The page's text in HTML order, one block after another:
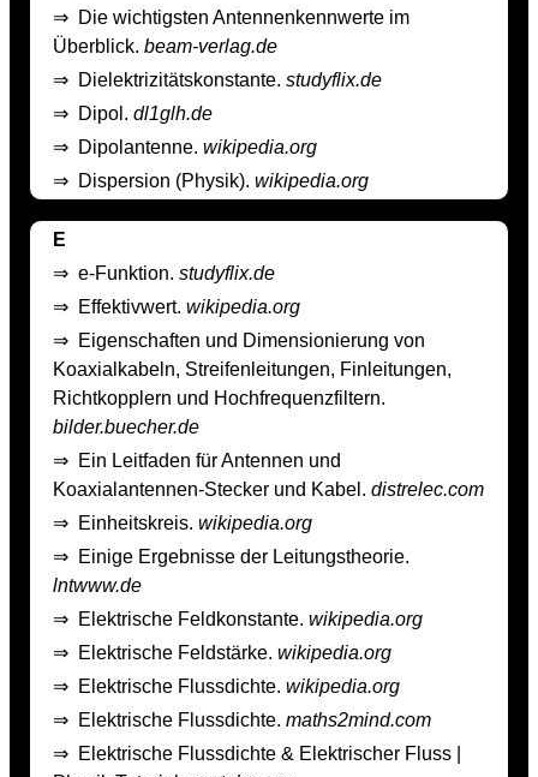
⇒ Die wichtigsten Antennenkennwerte im
Überblick. beam-verlag.de
⇒ Dielektrizitätskonstante. studyflix.de
⇒ Dipol. dl1glh.de
⇒ Dipolantenne. wikipedia.org
⇒ Dispersion (Physik). wikipedia.org
E
⇒ e-Funktion. studyflix.de
⇒ Effektivwert. wikipedia.org
⇒ Eigenschaften und Dimensionierung von
Koaxialkabeln, Streifenleitungen, Finleitungen,
Richtkopplern und Hochfrequenzfiltern.
bilder.buecher.de
⇒ Ein Leitfaden für Antennen und
Koaxialantennen-Stecker und Kabel. distrelec.com
⇒ Einheitskreis. wikipedia.org
⇒ Einige Ergebnisse der Leitungstheorie.
lntwww.de
⇒ Elektrische Feldkonstante. wikipedia.org
⇒ Elektrische Feldstärke. wikipedia.org
⇒ Elektrische Flussdichte. wikipedia.org
⇒ Elektrische Flussdichte. maths2mind.com
⇒ Elektrische Flussdichte & Elektrischer Fluss |